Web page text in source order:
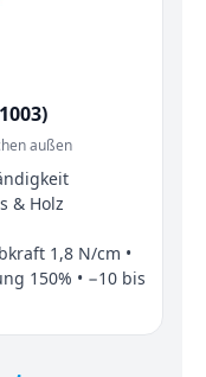
außen
& Holz
1,8 N/cm •
150% • −10 bis